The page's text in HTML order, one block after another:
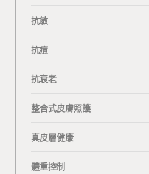
抗敏
抗痘
抗衰老
整合式皮膚照護
真皮層健康
體重控制